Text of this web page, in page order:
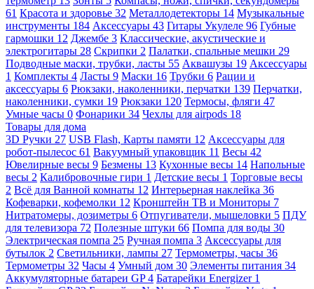
61 Красота и здоровье 32 Металлодетекторы 14 Музыкальные
инструменты 184 Аксессуары 43 Гитары Укулеле 96 Губные
гармошки 12 Джембе 3 Классические, акустические и
электрогитары 28 Скрипки 2 Палатки, спальные мешки 29
Подводные маски, трубки, ласты 55 Аквашузы 19 Аксессуары
1 Комплекты 4 Ласты 9 Маски 16 Трубки 6 Рации и
аксессуары 6 Рюкзаки, наколенники, перчатки 139 Перчатки,
наколенники, сумки 19 Рюкзаки 120 Термосы, фляги 47
Умные часы 0 Фонарики 34 Чехлы для airpods 18
Товары для дома
3D Ручки 27 USB Flash, Карты памяти 12 Аксессуары для
робот-пылесос 61 Вакуумный упаковщик 11 Весы 42
Ювелирные весы 9 Безмены 13 Кухонные весы 14 Напольные
весы 2 Калибровочные гири 1 Детские весы 1 Торговые весы
2 Всё для Ванной комнаты 12 Интерьерная наклейка 36
Кофеварки, кофемолки 12 Кронштейн ТВ и Мониторы 7
Нитратомеры, дозиметры 6 Отпугиватели, мышеловки 5 ПДУ
для телевизора 72 Полезные штуки 66 Помпа для воды 30
Электрическая помпа 25 Ручная помпа 3 Аксессуары для
бутылок 2 Светильники, лампы 27 Термометры, часы 36
Термометры 32 Часы 4 Умный дом 30 Элементы питания 34
Аккумуляторные батареи GP4 Батарейки Energizer 1